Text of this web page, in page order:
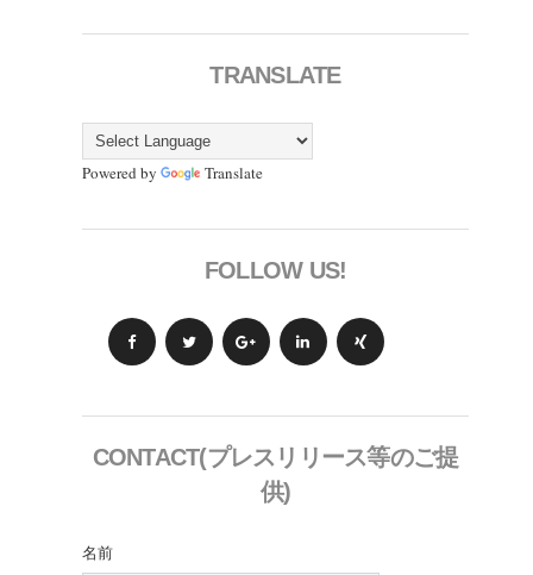
TRANSLATE
Powered by Translate
FOLLOW US!
CONTACT(プレスリリース等のご提
供)
名前